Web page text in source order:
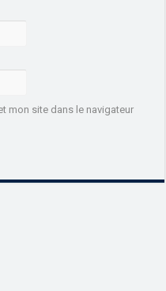
mon site dans le navigateur